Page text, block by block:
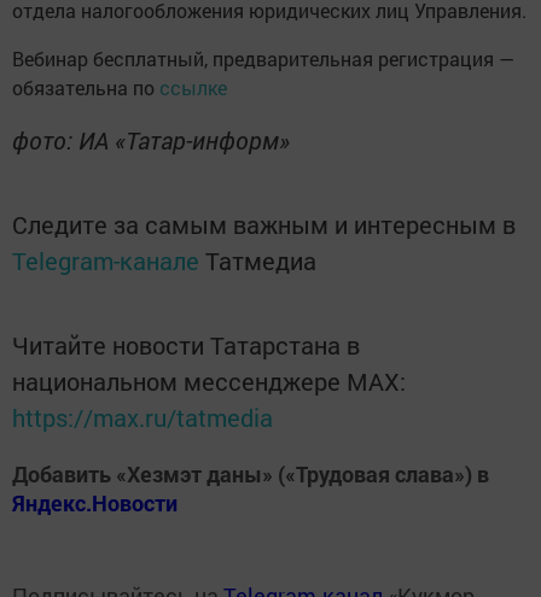
отдела налогообложения юридических лиц Управления.
Вебинар бесплатный, предварительная регистрация —
обязательна по ссылке
фото: ИА «Татар-информ»
Следите за самым важным и интересным в
Telegram-канале Татмедиа
Читайте новости Татарстана в
национальном мессенджере MАХ:
https://max.ru/tatmedia
Добавить «Хезмэт даны» («Трудовая слава») в
Яндекс.Новости